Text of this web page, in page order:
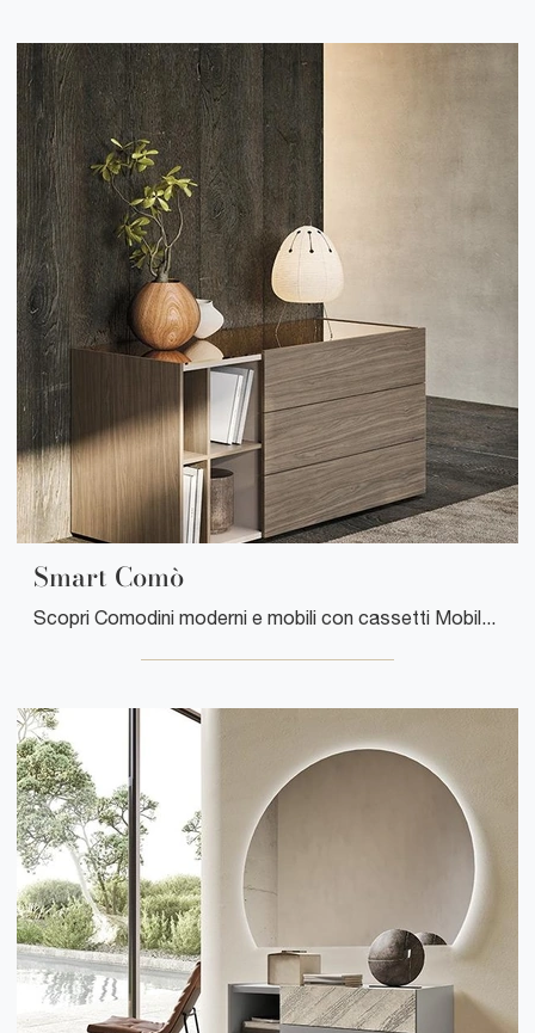
Smart Comò
Scopri Comodini moderni e mobili con cassetti Mobilgam! Il modello Smart Comò costruito in legno è la scelta ideale.